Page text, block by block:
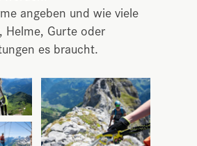
angeben und wie viele
Helme, Gurte oder
es braucht.